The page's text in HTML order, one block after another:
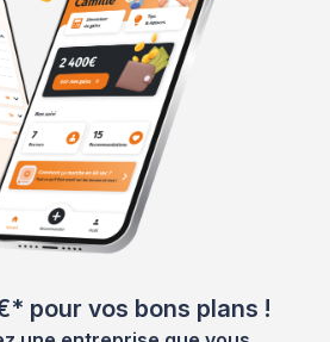
pour vos bons plans !